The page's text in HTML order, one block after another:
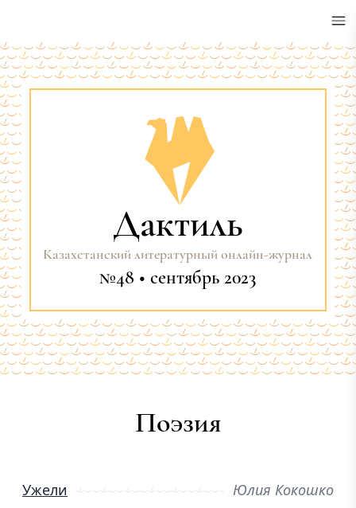
Дактиль
Казахстанский литературный онлайн-журнал
№48 • сентябрь 2023
Поэзия
Ужели Юлия Кокошко